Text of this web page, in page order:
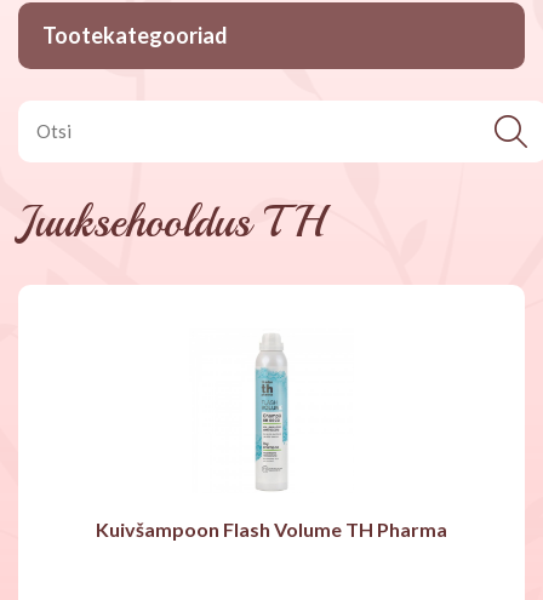
Tootekategooriad
Juuksehooldus TH
Kuivšampoon Flash Volume TH Pharma